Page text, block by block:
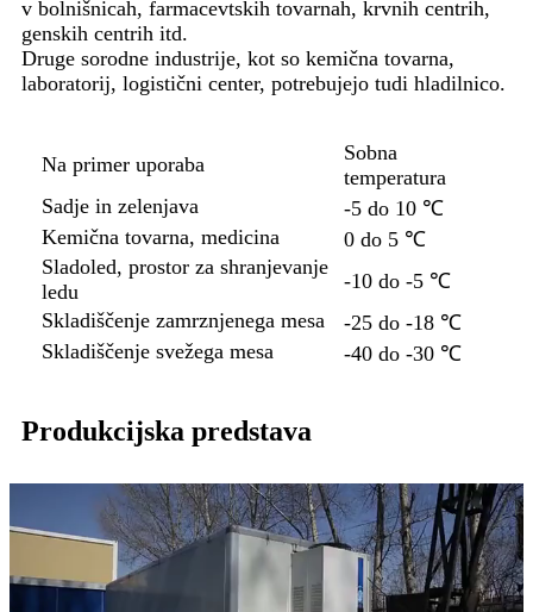
v bolnišnicah, farmacevtskih tovarnah, krvnih centrih,
genskih centrih itd.
Druge sorodne industrije, kot so kemična tovarna,
laboratorij, logistični center, potrebujejo tudi hladilnico.
Na primer uporaba
Sobna
temperatura
Sadje in zelenjava
-5 do 10 ℃
Kemična tovarna, medicina
0 do 5 ℃
Sladoled, prostor za shranjevanje
ledu
-10 do -5 ℃
Skladiščenje zamrznjenega mesa
-25 do -18 ℃
Skladiščenje svežega mesa
-40 do -30 ℃
Produkcijska predstava